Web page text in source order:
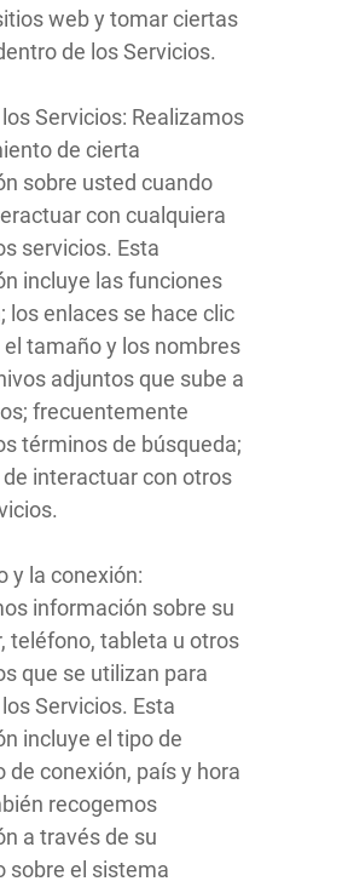
web y tomar ciertas
de los Servicios.
Servicios: Realizamos
de cierta
sobre usted cuando
con cualquiera
servicios. Esta
incluye las funciones
los enlaces se hace clic
el tamaño y los nombres
adjuntos que sube a
frecuentemente
términos de búsqueda;
interactuar con otros
y la conexión:
información sobre su
teléfono, tableta u otros
que se utilizan para
Servicios. Esta
incluye el tipo de
de conexión, país y hora
recogemos
a través de su
sobre el sistema